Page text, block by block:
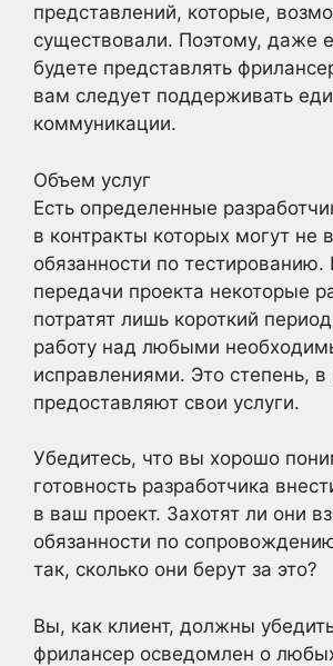
представлений, которые,
существовали. Поэтому, даже
будете представлять
вам следует поддерживать
коммуникации.
Объем услуг
Есть определенные
в контракты которых могут не
обязанности по тестированию.
передачи проекта некоторые
потратят лишь короткий
работу над любыми
исправлениями. Это степень, в
предоставляют свои услуги.
Убедитесь, что вы хорошо
готовность разработчика
в ваш проект. Захотят ли они
обязанности по
так, сколько они берут за это?
Вы, как клиент, должны
фрилансер осведомлен о